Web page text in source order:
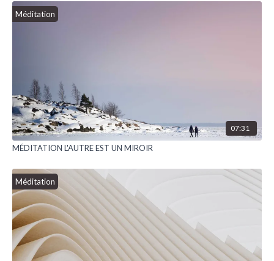
Méditation
07:31
MÉDITATION L'AUTRE EST UN MIROIR
Méditation